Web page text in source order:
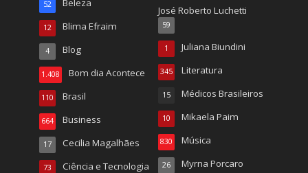
Beleza
52
Blima Efraim
12
Blog
4
Bom dia Acontece
1.408
Brasil
110
Business
664
Cecilia Magalhães
17
Ciência e Tecnologia
73
José Roberto Luchetti
59
Juliana Biundini
1
Literatura
345
Médicos Brasileiros
15
Mikaela Paim
10
Música
830
Myrna Porcaro
26